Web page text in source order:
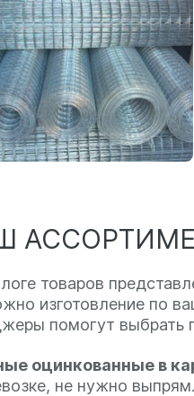
товаров
изготовление по
помогут выбрать
оцинкованные в
не нужно